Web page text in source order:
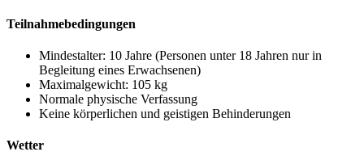
Teilnahmebedingungen
Mindestalter: 10 Jahre (Personen unter 18 Jahren nur in
Begleitung eines Erwachsenen)
Maximalgewicht: 105 kg
Normale physische Verfassung
Keine körperlichen und geistigen Behinderungen
Wetter